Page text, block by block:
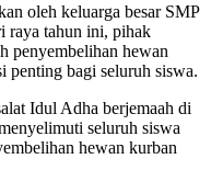
oleh keluarga besar SMP
raya tahun ini, pihak
penyembelihan hewan
penting bagi seluruh siswa.
Idul Adha berjemaah di
seluruh siswa
hewan kurban